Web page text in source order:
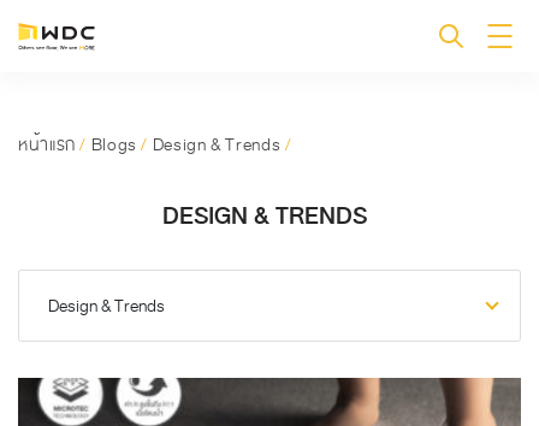
หน้าแรก/ Blogs / Design & Trends /
DESIGN & TRENDS
Design & Trends